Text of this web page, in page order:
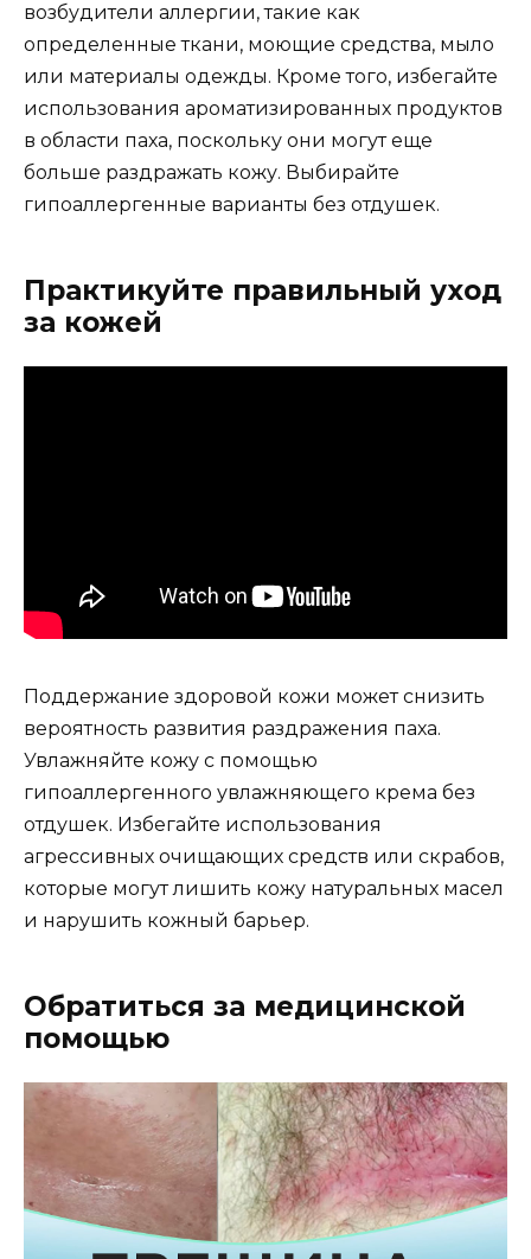
возбудители аллергии, такие как
определенные ткани, моющие средства, мыло
или материалы одежды. Кроме того, избегайте
использования ароматизированных продуктов
в области паха, поскольку они могут еще
больше раздражать кожу. Выбирайте
гипоаллергенные варианты без отдушек.
Практикуйте правильный уход
за кожей
Поддержание здоровой кожи может снизить
вероятность развития раздражения паха.
Увлажняйте кожу с помощью
гипоаллергенного увлажняющего крема без
отдушек. Избегайте использования
агрессивных очищающих средств или скрабов,
которые могут лишить кожу натуральных масел
и нарушить кожный барьер.
Обратиться за медицинской
помощью